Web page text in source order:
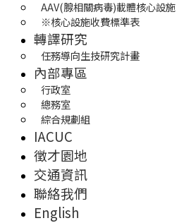
AAV(腺相關病毒)載體核心設施
※核心設施收費標準表
轉譯研究
任務導向生技研究計畫
內部專區
行政室
總務室
綜合規劃組
IACUC
徵才園地
交通資訊
聯絡我們
English